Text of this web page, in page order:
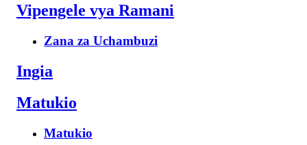
Vipengele vya Ramani
Zana za Uchambuzi
Ingia
Matukio
Matukio